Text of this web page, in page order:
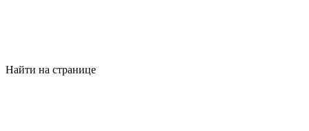
Найти на странице